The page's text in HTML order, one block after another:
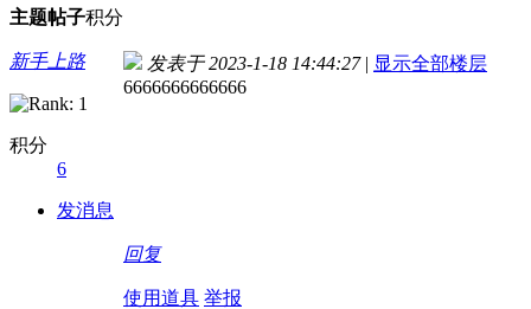
主题帖子积分
新手上路
积分
6
发消息
发表于 2023-1-18 14:44:27 | 显示全部楼层
6666666666666
回复
使用道具 举报